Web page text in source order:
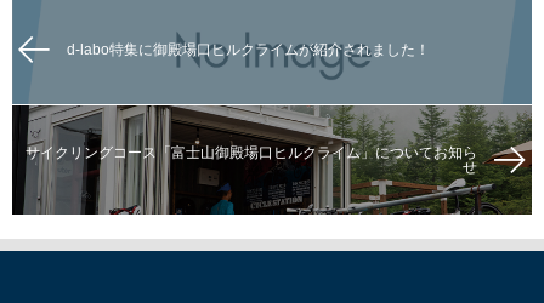
d-labo特集に御殿場口ヒルクライムが紹介されました！
サイクリングコース「富士山御殿場口ヒルクライム」についてお知ら
せ